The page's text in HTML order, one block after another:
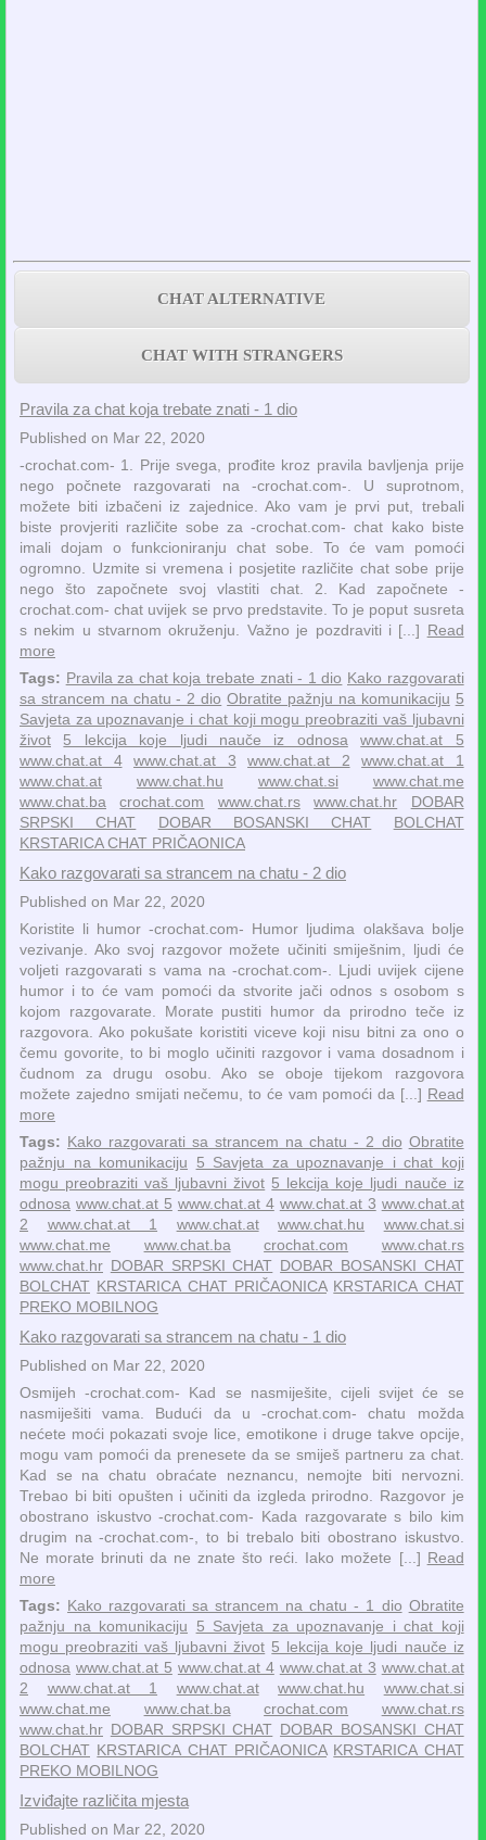
CHAT ALTERNATIVE
CHAT WITH STRANGERS
Pravila za chat koja trebate znati - 1 dio
Published on Mar 22, 2020
-crochat.com- 1. Prije svega, prođite kroz pravila bavljenja prije
nego počnete razgovarati na -crochat.com-. U suprotnom,
možete biti izbačeni iz zajednice. Ako vam je prvi put, trebali
biste provjeriti različite sobe za -crochat.com- chat kako biste
imali dojam o funkcioniranju chat sobe. To će vam pomoći
ogromno. Uzmite si vremena i posjetite različite chat sobe prije
nego što započnete svoj vlastiti chat. 2. Kad započnete -
crochat.com- chat uvijek se prvo predstavite. To je poput susreta
s nekim u stvarnom okruženju. Važno je pozdraviti i [...] Read
more
Tags: Pravila za chat koja trebate znati - 1 dio Kako razgovarati
sa strancem na chatu - 2 dio Obratite pažnju na komunikaciju 5
Savjeta za upoznavanje i chat koji mogu preobraziti vaš ljubavni
život
5 lekcija koje ljudi nauče iz odnosa
www.chat.at 5
www.chat.at 4
www.chat.at 3 www.chat.at 2
www.chat.at 1
www.chat.at
www.chat.hu www.chat.si
www.chat.me
www.chat.ba
crochat.com www.chat.rs www.chat.hr
DOBAR
SRPSKI CHAT
DOBAR BOSANSKI CHAT
BOLCHAT
KRSTARICA CHAT PRIČAONICA
Kako razgovarati sa strancem na chatu - 2 dio
Published on Mar 22, 2020
Koristite li humor -crochat.com- Humor ljudima olakšava bolje
vezivanje. Ako svoj razgovor možete učiniti smiješnim, ljudi će
voljeti razgovarati s vama na -crochat.com-. Ljudi uvijek cijene
humor i to će vam pomoći da stvorite jači odnos s osobom s
kojom razgovarate. Morate pustiti humor da prirodno teče iz
razgovora. Ako pokušate koristiti viceve koji nisu bitni za ono o
čemu govorite, to bi moglo učiniti razgovor i vama dosadnom i
čudnom za drugu osobu. Ako se oboje tijekom razgovora
možete zajedno smijati nečemu, to će vam pomoći da [...] Read
more
Tags: Kako razgovarati sa strancem na chatu - 2 dio Obratite
pažnju na komunikaciju
5 Savjeta za upoznavanje i chat koji
mogu preobraziti vaš ljubavni život 5 lekcija koje ljudi nauče iz
odnosa www.chat.at 5 www.chat.at 4 www.chat.at 3 www.chat.at
2
www.chat.at 1 www.chat.at www.chat.hu
www.chat.si
www.chat.me
www.chat.ba crochat.com
www.chat.rs
www.chat.hr DOBAR SRPSKI CHAT DOBAR BOSANSKI CHAT
BOLCHAT KRSTARICA CHAT PRIČAONICA KRSTARICA CHAT
PREKO MOBILNOG
Kako razgovarati sa strancem na chatu - 1 dio
Published on Mar 22, 2020
Osmijeh -crochat.com- Kad se nasmiješite, cijeli svijet će se
nasmiješiti vama. Budući da u -crochat.com- chatu možda
nećete moći pokazati svoje lice, emotikone i druge takve opcije,
mogu vam pomoći da prenesete da se smiješ partneru za chat.
Kad se na chatu obraćate neznancu, nemojte biti nervozni.
Trebao bi biti opušten i učiniti da izgleda prirodno. Razgovor je
obostrano iskustvo -crochat.com- Kada razgovarate s bilo kim
drugim na -crochat.com-, to bi trebalo biti obostrano iskustvo.
Ne morate brinuti da ne znate što reći. Iako možete [...] Read
more
Tags: Kako razgovarati sa strancem na chatu - 1 dio Obratite
pažnju na komunikaciju
5 Savjeta za upoznavanje i chat koji
mogu preobraziti vaš ljubavni život 5 lekcija koje ljudi nauče iz
odnosa www.chat.at 5 www.chat.at 4 www.chat.at 3 www.chat.at
2
www.chat.at 1 www.chat.at www.chat.hu
www.chat.si
www.chat.me
www.chat.ba crochat.com
www.chat.rs
www.chat.hr DOBAR SRPSKI CHAT DOBAR BOSANSKI CHAT
BOLCHAT KRSTARICA CHAT PRIČAONICA KRSTARICA CHAT
PREKO MOBILNOG
Izviđajte različita mjesta
Published on Mar 22, 2020